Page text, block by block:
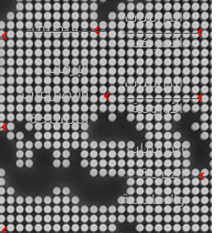
الدراسات
الأمريكية
الدراسات
الأوروبية
الدراسات
العربية
والإقليمية
التطرف
الإرهاب
والصراعات
المسلحة